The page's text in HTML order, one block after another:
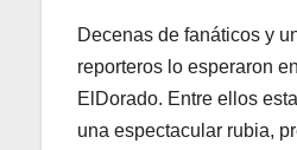
Decenas de fanáticos y
reporteros lo esperaron
ElDorado. Entre ellos
una espectacular rubia,